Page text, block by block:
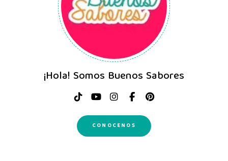
¡Hola! Somos Buenos Sabores
CONOCENOS